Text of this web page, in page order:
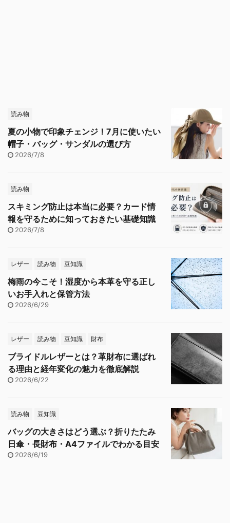
読み物
夏の小物で印象チェンジ！7月に使いたい
帽子・バッグ・サンダルの選び方
2026/7/8
読み物
スキミング防止は本当に必要？カード情
報を守るために知っておきたい基礎知識
2026/7/8
レザー 読み物 豆知識
梅雨の今こそ！湿度から本革を守る正し
いお手入れと保管方法
2026/6/29
レザー 読み物 豆知識 財布
ブライドルレザーとは？革財布に選ばれ
る理由と経年変化の魅力を徹底解説
2026/6/22
読み物 豆知識
バッグの大きさはどう選ぶ？折りたたみ
日傘・長財布・A4ファイルでわかる目安
2026/6/19